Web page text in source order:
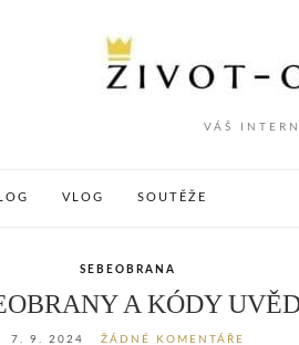
VÁŠ
VLOG SOUTĚŽE
SEBEOBRANA
A KÓDY
7. 9. 2024 ŽÁDNÉ KOMENTÁŘE